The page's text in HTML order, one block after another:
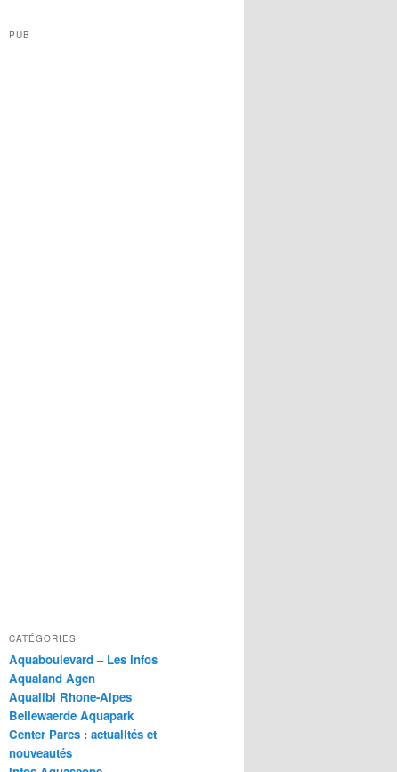
PUB
CATÉGORIES
Aquaboulevard – Les infos
Aqualand Agen
Aqualibi Rhone-Alpes
Bellewaerde Aquapark
Center Parcs : actualités et
nouveautés